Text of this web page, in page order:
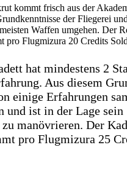
kommt frisch aus der
der Fliegerei
Waffen umgehen. Der
pro Flugmizura 20 Credits
hat mindestens 2
Aus diesem
einige Erfahrungen
und ist in der Lage
zu manövrieren. Der
pro Flugmizura 25